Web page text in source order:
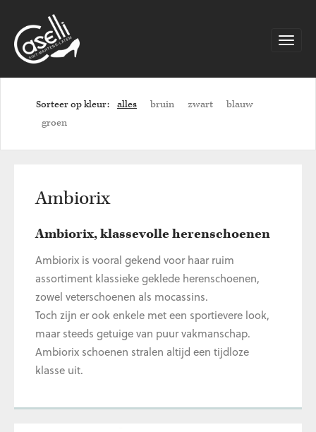
Toggle
Sorteer op kleur: alles bruin zwart
blauw
groen
Ambiorix
Ambiorix, klassevolle herenschoenen
Ambiorix is vooral gekend voor haar ruim
assortiment klassieke geklede herenschoenen,
zowel veterschoenen als mocassins.
Toch zijn er ook enkele met een sportievere look,
maar steeds getuige van puur vakmanschap.
Ambiorix schoenen stralen altijd een tijdloze
klasse uit.